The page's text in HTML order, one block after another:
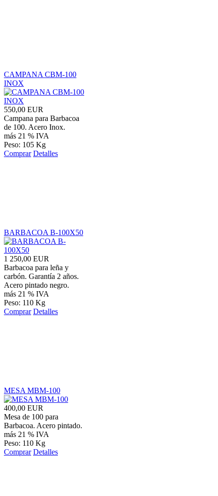
CAMPANA CBM-100
INOX
550,00 EUR
Campana para Barbacoa
de 100. Acero Inox.
más 21 % IVA
Peso: 105 Kg
Comprar Detalles
BARBACOA B-100X50
1 250,00 EUR
Barbacoa para leña y
carbón. Garantía 2 años.
Acero pintado negro.
más 21 % IVA
Peso: 110 Kg
Comprar Detalles
MESA MBM-100
400,00 EUR
Mesa de 100 para
Barbacoa. Acero pintado.
más 21 % IVA
Peso: 110 Kg
Comprar Detalles